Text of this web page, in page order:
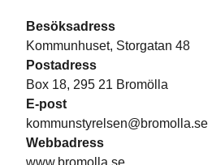
Besöksadress
Kommunhuset, Storgatan 48
Postadress
Box 18, 295 21 Bromölla
E-post
kommunstyrelsen@bromolla.se
Webbadress
www.bromolla.se